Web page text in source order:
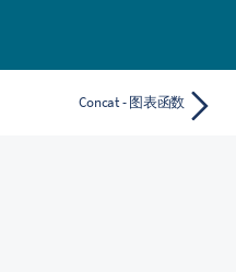
Concat - 图表函数